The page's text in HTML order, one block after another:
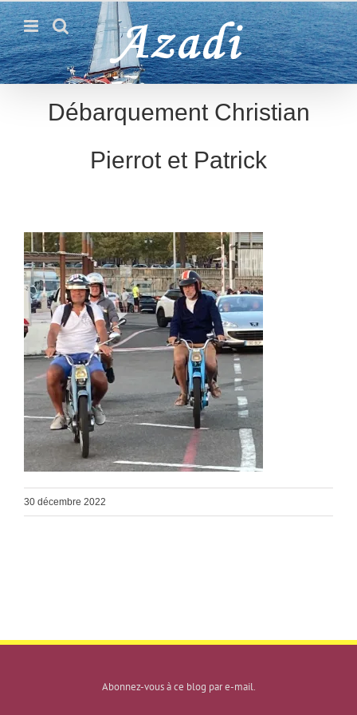
Passer
au
contenu
Débarquement Christian
Pierrot et Patrick
30 décembre 2022
Abonnez-vous à ce blog par e-mail.